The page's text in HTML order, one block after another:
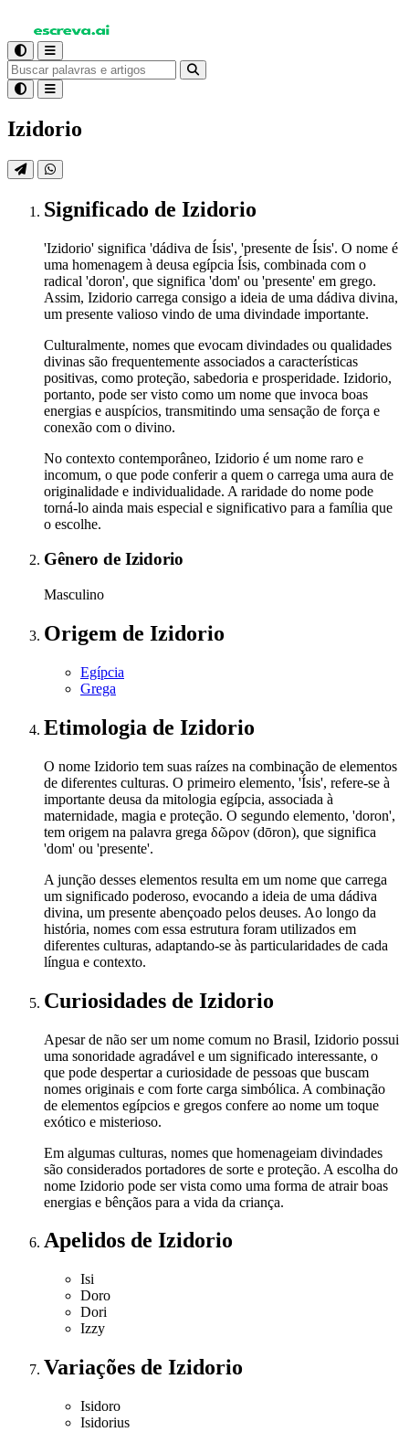
Izidorio
Significado de Izidorio
'Izidorio' significa 'dádiva de Ísis', 'presente de Ísis'. O nome é
uma homenagem à deusa egípcia Ísis, combinada com o
radical 'doron', que significa 'dom' ou 'presente' em grego.
Assim, Izidorio carrega consigo a ideia de uma dádiva divina,
um presente valioso vindo de uma divindade importante.
Culturalmente, nomes que evocam divindades ou qualidades
divinas são frequentemente associados a características
positivas, como proteção, sabedoria e prosperidade. Izidorio,
portanto, pode ser visto como um nome que invoca boas
energias e auspícios, transmitindo uma sensação de força e
conexão com o divino.
No contexto contemporâneo, Izidorio é um nome raro e
incomum, o que pode conferir a quem o carrega uma aura de
originalidade e individualidade. A raridade do nome pode
torná-lo ainda mais especial e significativo para a família que
o escolhe.
Gênero de Izidorio
Masculino
Origem de Izidorio
Egípcia
Grega
Etimologia de Izidorio
O nome Izidorio tem suas raízes na combinação de elementos
de diferentes culturas. O primeiro elemento, 'Ísis', refere-se à
importante deusa da mitologia egípcia, associada à
maternidade, magia e proteção. O segundo elemento, 'doron',
tem origem na palavra grega δῶρον (dōron), que significa
'dom' ou 'presente'.
A junção desses elementos resulta em um nome que carrega
um significado poderoso, evocando a ideia de uma dádiva
divina, um presente abençoado pelos deuses. Ao longo da
história, nomes com essa estrutura foram utilizados em
diferentes culturas, adaptando-se às particularidades de cada
língua e contexto.
Curiosidades de Izidorio
Apesar de não ser um nome comum no Brasil, Izidorio possui
uma sonoridade agradável e um significado interessante, o
que pode despertar a curiosidade de pessoas que buscam
nomes originais e com forte carga simbólica. A combinação
de elementos egípcios e gregos confere ao nome um toque
exótico e misterioso.
Em algumas culturas, nomes que homenageiam divindades
são considerados portadores de sorte e proteção. A escolha do
nome Izidorio pode ser vista como uma forma de atrair boas
energias e bênçãos para a vida da criança.
Apelidos de Izidorio
Isi
Doro
Dori
Izzy
Variações de Izidorio
Isidoro
Isidorius